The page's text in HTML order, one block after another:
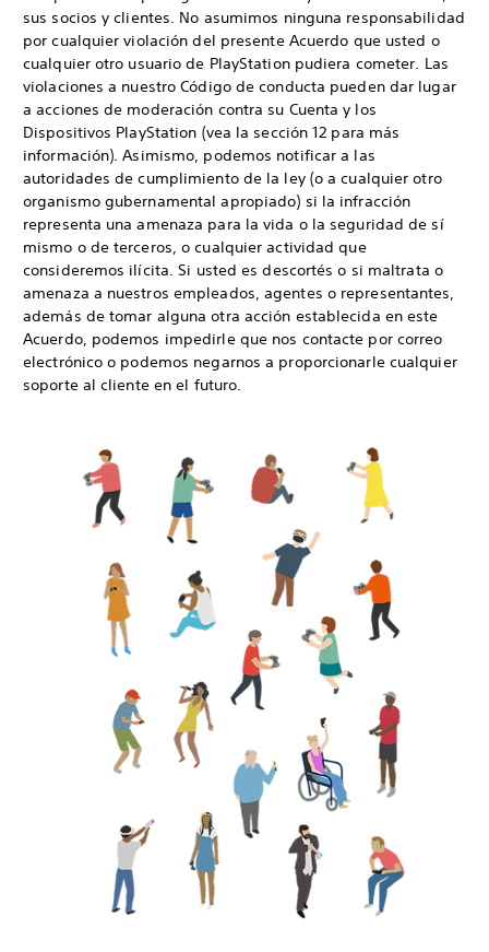
sus socios y clientes. No asumimos ninguna responsabilidad
por cualquier violación del presente Acuerdo que usted o
cualquier otro usuario de PlayStation pudiera cometer. Las
violaciones a nuestro Código de conducta pueden dar lugar
a acciones de moderación contra su Cuenta y los
Dispositivos PlayStation (vea la sección 12 para más
información). Asimismo, podemos notificar a las
autoridades de cumplimiento de la ley (o a cualquier otro
organismo gubernamental apropiado) si la infracción
representa una amenaza para la vida o la seguridad de sí
mismo o de terceros, o cualquier actividad que
consideremos ilícita. Si usted es descortés o si maltrata o
amenaza a nuestros empleados, agentes o representantes,
además de tomar alguna otra acción establecida en este
Acuerdo, podemos impedirle que nos contacte por correo
electrónico o podemos negarnos a proporcionarle cualquier
soporte al cliente en el futuro.